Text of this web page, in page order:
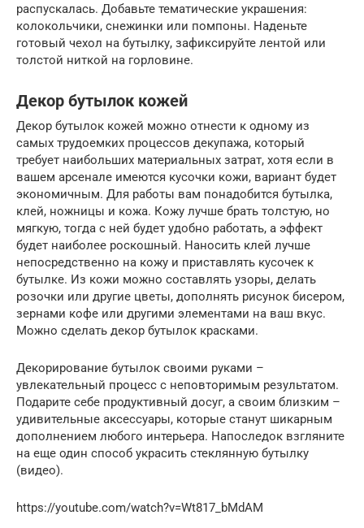
распускалась. Добавьте тематические украшения:
колокольчики, снежинки или помпоны. Наденьте
готовый чехол на бутылку, зафиксируйте лентой или
толстой ниткой на горловине.
Декор бутылок кожей
Декор бутылок кожей можно отнести к одному из
самых трудоемких процессов декупажа, который
требует наибольших материальных затрат, хотя если в
вашем арсенале имеются кусочки кожи, вариант будет
экономичным. Для работы вам понадобится бутылка,
клей, ножницы и кожа. Кожу лучше брать толстую, но
мягкую, тогда с ней будет удобно работать, а эффект
будет наиболее роскошный. Наносить клей лучше
непосредственно на кожу и приставлять кусочек к
бутылке. Из кожи можно составлять узоры, делать
розочки или другие цветы, дополнять рисунок бисером,
зернами кофе или другими элементами на ваш вкус.
Можно сделать декор бутылок красками.
Декорирование бутылок своими руками –
увлекательный процесс с неповторимым результатом.
Подарите себе продуктивный досуг, а своим близким –
удивительные аксессуары, которые станут шикарным
дополнением любого интерьера. Напоследок взгляните
на еще один способ украсить стеклянную бутылку
(видео).
https://youtube.com/watch?v=Wt817_bMdAM